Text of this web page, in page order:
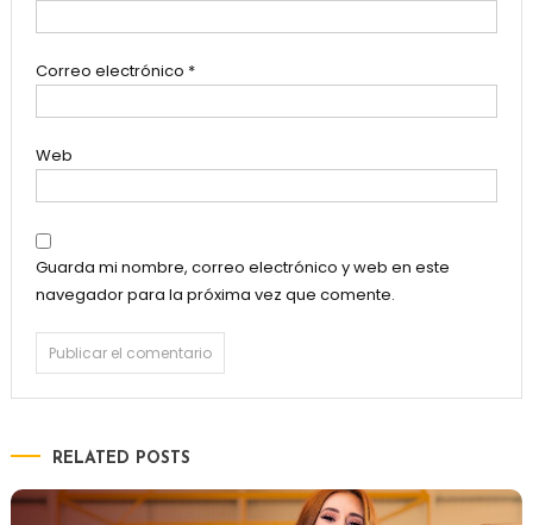
Correo electrónico *
Web
Guarda mi nombre, correo electrónico y web en este
navegador para la próxima vez que comente.
RELATED POSTS